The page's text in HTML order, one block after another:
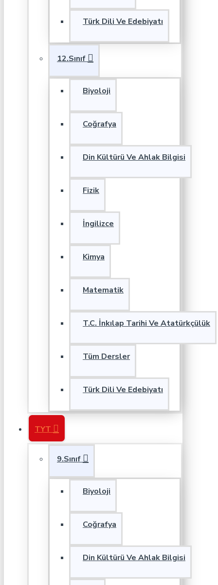
Türk Dili Ve Edebiyatı
12.Sınıf
Biyoloji
Coğrafya
Din Kültürü Ve Ahlak Bilgisi
Fizik
İngilizce
Kimya
Matematik
T.C. İnkılap Tarihi Ve Atatürkçülük
Tüm Dersler
Türk Dili Ve Edebiyatı
TYT
9.Sınıf
Biyoloji
Coğrafya
Din Kültürü Ve Ahlak Bilgisi